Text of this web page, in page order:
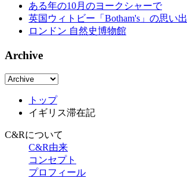
ある年の10月のヨークシャーで
英国ウィトビー「Botham's」の思い出
ロンドン 自然史博物館
Archive
トップ
イギリス滞在記
C&Rについて
C&R由来
コンセプト
プロフィール